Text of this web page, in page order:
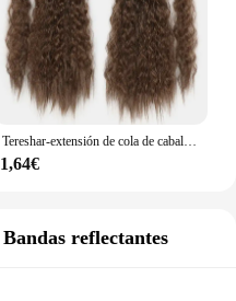
Tereshar-extensión de cola de caballo ondulada de maíz sintético para mujer, postizo largo ondulado y rizado envolvente alrededor de cola de caballo resistente al calor
1,64€
Bandas reflectantes